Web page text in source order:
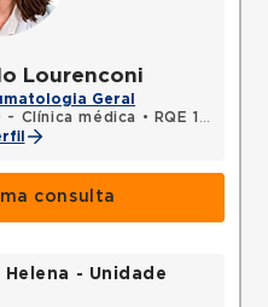
Lourenconi
Geral
- Clínica médica •
RQE 17103 - Reumatologia
consulta
- Unidade